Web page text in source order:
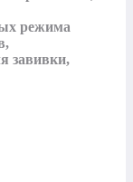
режима
завивки,